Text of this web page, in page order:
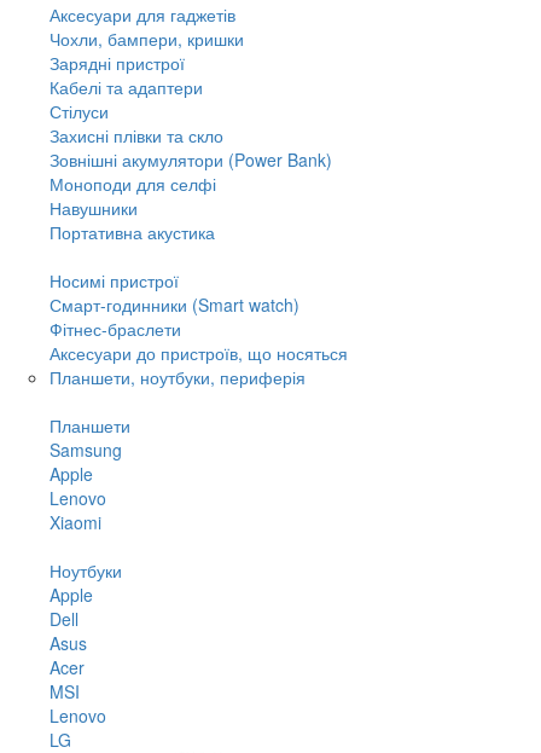
Аксесуари для гаджетів
Чохли, бампери, кришки
Зарядні пристрої
Кабелі та адаптери
Стілуси
Захисні плівки та скло
Зовнішні акумулятори (Power Bank)
Моноподи для селфі
Навушники
Портативна акустика
Носимі пристрої
Смарт-годинники (Smart watch)
Фітнес-браслети
Аксесуари до пристроїв, що носяться
Планшети, ноутбуки, периферія
Планшети
Samsung
Apple
Lenovo
Xiaomi
Ноутбуки
Apple
Dell
Asus
Acer
MSI
Lenovo
LG